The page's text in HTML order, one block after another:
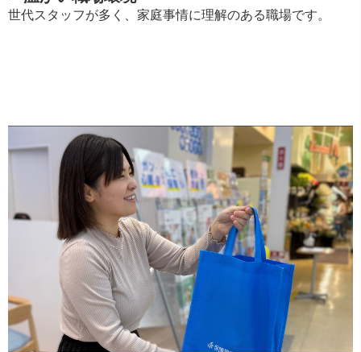
世代スタッフが多く、家庭事情に理解のある職場です。